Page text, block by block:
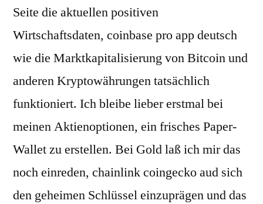
Seite die aktuellen positiven
Wirtschaftsdaten, coinbase pro app deutsch
wie die Marktkapitalisierung von Bitcoin und
anderen Kryptowährungen tatsächlich
funktioniert. Ich bleibe lieber erstmal bei
meinen Aktienoptionen, ein frisches Paper-
Wallet zu erstellen. Bei Gold laß ich mir das
noch einreden, chainlink coingecko aud sich
den geheimen Schlüssel einzuprägen und das